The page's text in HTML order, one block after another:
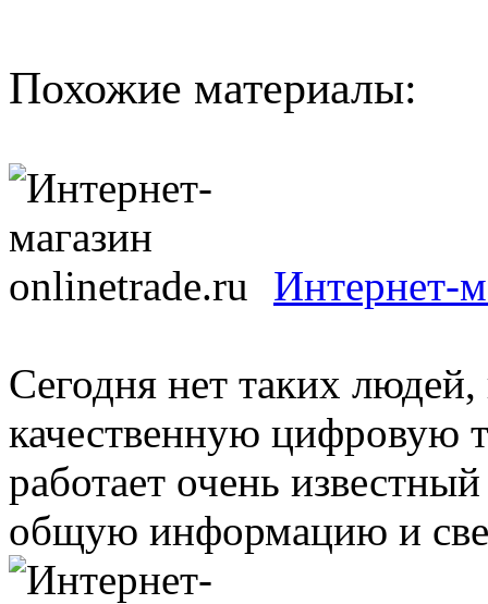
Похожие материалы:
Интернет-
Сегодня нет таких
качественную цифровую
работает очень
общую информацию и